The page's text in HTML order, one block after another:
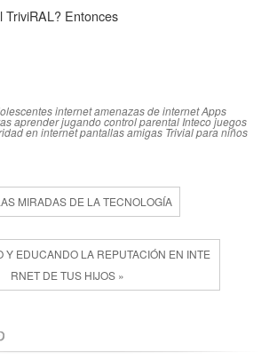
TriviRAL? Entonces
internetamenazas de internetApps
aprender jugandocontrol parentalIntecojuegos
en internetpantallas amigas Trivial para niños
MIRADAS DE LA TECNOLOGÍA
Y EDUCANDO LA REPUTACIÓN EN INTE
RNET DE TUS HIJOS »